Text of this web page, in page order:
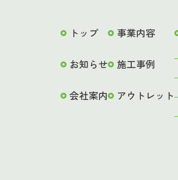
トップ
お知らせ
会社案内
事業内容
施工事例
アウトレット